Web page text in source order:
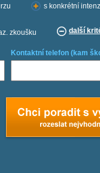
s konkrétní
zkoušku další
Kontaktní telefon (kam